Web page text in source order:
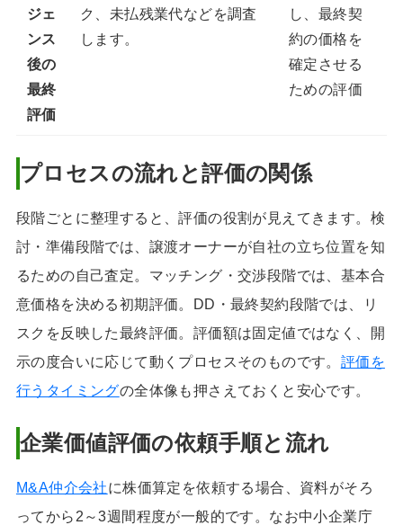
ジェ
ンス
後の
最終
評価
ク、未払残業代などを調査
します。
し、最終契
約の価格を
確定させる
ための評価
プロセスの流れと評価の関係
段階ごとに整理すると、評価の役割が見えてきます。検
討・準備段階では、譲渡オーナーが自社の立ち位置を知
るための自己査定。マッチング・交渉段階では、基本合
意価格を決める初期評価。DD・最終契約段階では、リ
スクを反映した最終評価。評価額は固定値ではなく、開
示の度合いに応じて動くプロセスそのものです。 評価を
行うタイミングの全体像も押さえておくと安心です。
企業価値評価の依頼手順と流れ
M&A仲介会社に株価算定を依頼する場合、資料がそろ
ってから2～3週間程度が一般的です。なお中小企業庁